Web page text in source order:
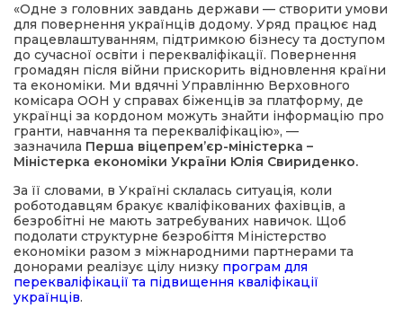
«Одне з головних завдань держави — створити умови
для повернення українців додому. Уряд працює над
працевлаштуванням, підтримкою бізнесу та доступом
до сучасної освіти і перекваліфікації. Повернення
громадян після війни прискорить відновлення країни
та економіки. Ми вдячні Управлінню Верховного
комісара ООН у справах біженців за платформу, де
українці за кордоном можуть знайти інформацію про
гранти, навчання та перекваліфікацію», —
зазначила Перша віцепрем’єр-міністерка –
Міністерка економіки України Юлія Свириденко.
За її словами, в Україні склалась ситуація, коли
роботодавцям бракує кваліфікованих фахівців, а
безробітні не мають затребуваних навичок. Щоб
подолати структурне безробіття Міністерство
економіки разом з міжнародними партнерами та
донорами реалізує цілу низку програм для
перекваліфікації та підвищення кваліфікації
українців.